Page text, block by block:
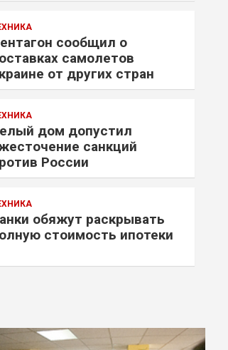
сообщил о
самолетов
от других стран
дом допустил
санкций
России
обяжут раскрывать
стоимость ипотеки